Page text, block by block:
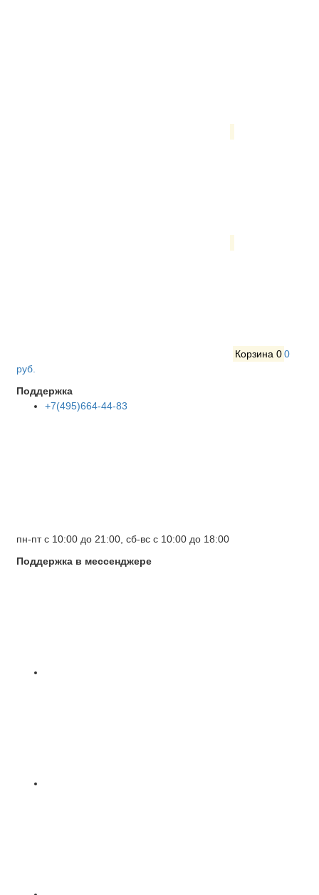
Корзина 00
руб.
Поддержка
+7(495)664-44-83
пн-пт с 10:00 до 21:00, сб-вс с 10:00 до 18:00
Поддержка в мессенджере